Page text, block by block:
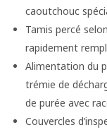
caoutchouc
Tamis percé
rapidement
Alimentation du
trémie de
de purée avec
Couvercles